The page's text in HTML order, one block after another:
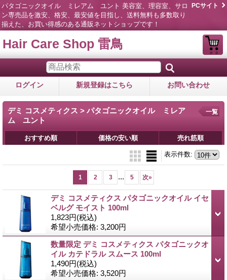
パタゴニックオイル ミレアム ユント 美容室、理容室、サロ
ン専売品を激安、格安、最安値を目指し、送料無料も多数取り
揃えた、お買い得感のある通販ネットショップです！
PCサイト
Hair Care Shop 雷鳥
ログイン 新規登録はこちら お問い合わせ
デミ コスメティクス > パタゴニックオイル ミレア
ム ユント
一覧
おすすめ順 価格の安い順 売れ筋順
表示件数:
1 2 3 ... 5 次»
デミ コスメティクス パタゴニックオイル イセ
ベルグ モイスト 100ml
1,823円(税込)
希望小売価格: 3,200円
数量限定 デミ コスメティクス パタゴニックオ
イル カテドラル スムース 100ml
1,490円(税込)
希望小売価格: 3,520円